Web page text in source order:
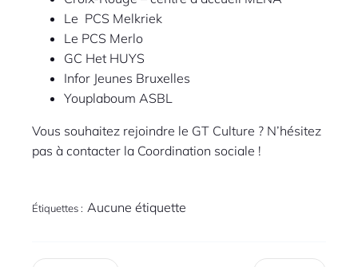
Le PCS Melkriek
Le PCS Merlo
GC Het HUYS
Infor Jeunes Bruxelles
Youplaboum ASBL
Vous souhaitez rejoindre le GT Culture ? N’hésitez
pas à contacter la Coordination sociale !
Étiquettes : Aucune étiquette